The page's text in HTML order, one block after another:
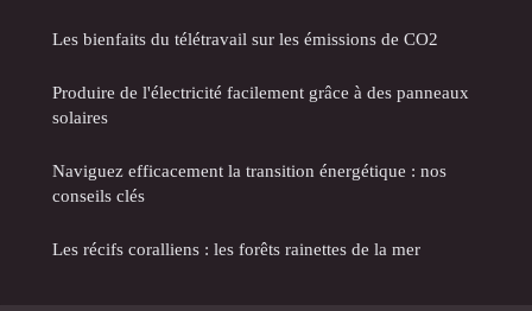
Les bienfaits du télétravail sur les émissions de CO2
Produire de l'électricité facilement grâce à des panneaux
solaires
Naviguez efficacement la transition énergétique : nos
conseils clés
Les récifs coralliens : les forêts rainettes de la mer